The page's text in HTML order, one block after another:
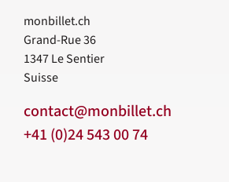
monbillet.ch
Grand-Rue 36
1347Le Sentier
Suisse
contact@monbillet.ch
+41 (0)24 543 00 74